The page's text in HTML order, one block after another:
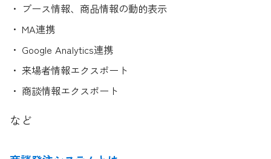
ブース情報、商品情報の動的表示
MA連携
Google Analytics連携
来場者情報エクスポート
商談情報エクスポート
など